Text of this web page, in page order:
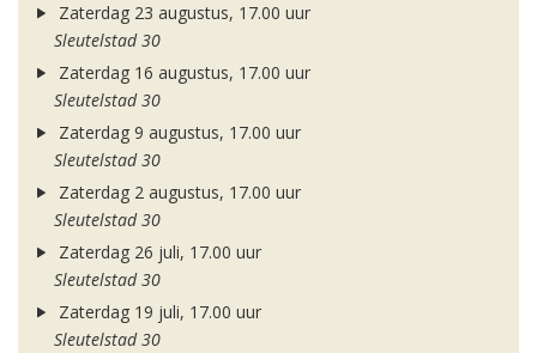
Zaterdag 23 augustus, 17.00 uur
Sleutelstad 30
Zaterdag 16 augustus, 17.00 uur
Sleutelstad 30
Zaterdag 9 augustus, 17.00 uur
Sleutelstad 30
Zaterdag 2 augustus, 17.00 uur
Sleutelstad 30
Zaterdag 26 juli, 17.00 uur
Sleutelstad 30
Zaterdag 19 juli, 17.00 uur
Sleutelstad 30